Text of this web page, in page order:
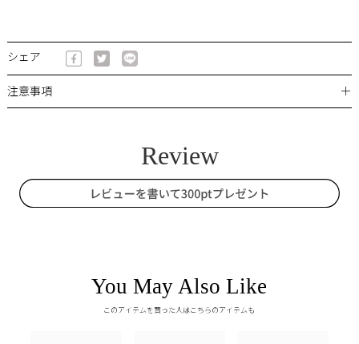
シェア
注意事項 ＋
You May Also Like
このアイテムを買った人はこちらのアイテムも